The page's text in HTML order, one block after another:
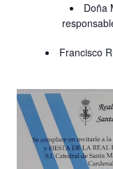
Doña
Francisco